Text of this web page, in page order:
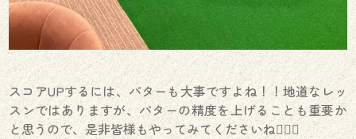
スコアUPするには、パターも大事ですよね！！地道なレッ
スンではありますが、パターの精度を上げることも重要か
と思うので、是非皆様もやってみてくださいね🏌️‍♂️✨